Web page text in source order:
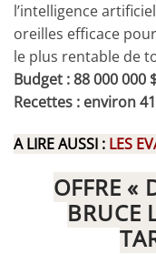
l’intelligence
oreilles efficace
le plus rentable de
Budget : 88 000 000
Recettes : environ
A LIRE AUSSI : LES
OFFRE «
BRUCE